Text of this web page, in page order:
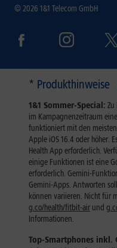
© 2026 1&1 Telecom GmbH